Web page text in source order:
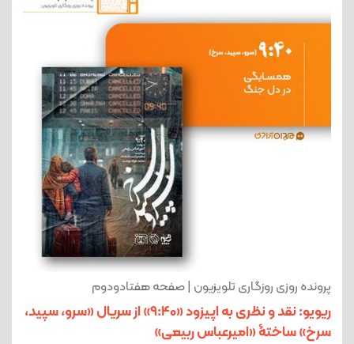
پرونده روزی روزگاری تلویزیون | صفحه هفتادودوم
ریویو: نقد و نظری به اپیزود «9:40» از سریال «سرو، سپید،
سرخ» ساختۀ «امیرعباس ربیعی»